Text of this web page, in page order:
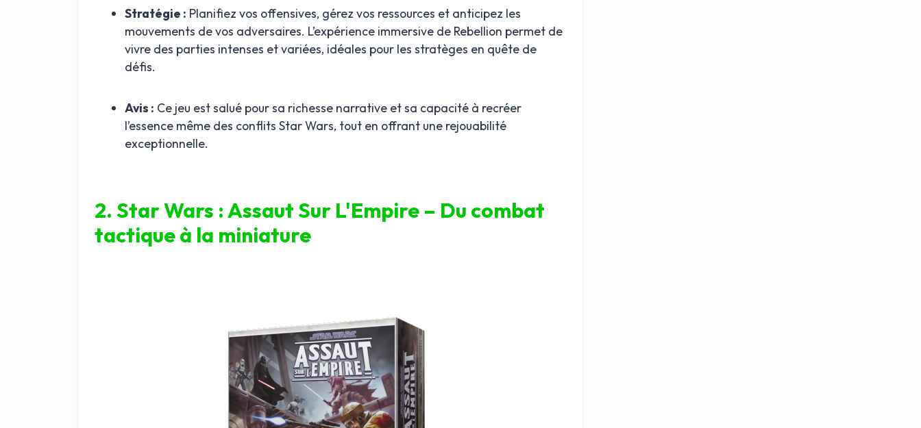
Stratégie : Planifiez vos offensives, gérez vos ressources et anticipez les
mouvements de vos adversaires. L’expérience immersive de Rebellion permet de
vivre des parties intenses et variées, idéales pour les stratèges en quête de
défis.
Avis : Ce jeu est salué pour sa richesse narrative et sa capacité à recréer
l’essence même des conflits Star Wars, tout en offrant une rejouabilité
exceptionnelle.
2. Star Wars : Assaut Sur L'Empire – Du combat
tactique à la miniature